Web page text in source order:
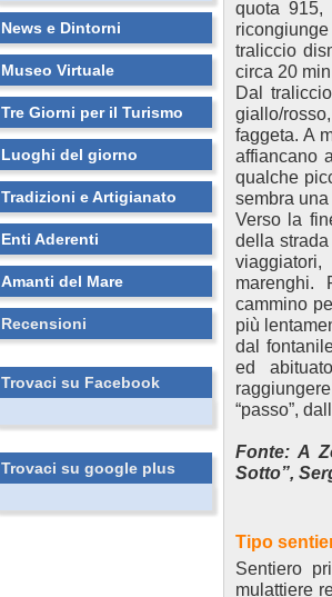
News e Dintorni
Museo Virtuale
Tre Giorni per il Turismo
Luoghi del giorno
Tradizioni e Artigianato
Enti Aderenti
Amanti del Mare
Recensioni
Trovaci su Facebook
Trovaci su google plus
quota 915,
traliccio
circa 20
Dal
giallo/
faggeta. A
affiancano
qualche
sembra
Verso la
della
marenghi.
cammino
più
dal
ed
“passo”,
Fonte: A
Sotto”,
Tipo
Sentiero
mulattiere